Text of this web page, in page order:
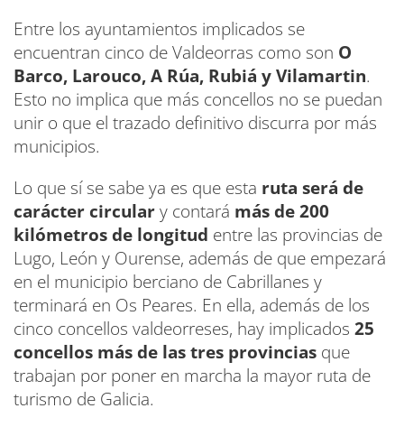
Entre los ayuntamientos implicados se
encuentran cinco de Valdeorras como son O
Barco, Larouco, A Rúa, Rubiá y Vilamartin.
Esto no implica que más concellos no se puedan
unir o que el trazado definitivo discurra por más
municipios.
Lo que sí se sabe ya es que esta ruta será de
carácter circulary contará más de 200
kilómetros de longitud entre las provincias de
Lugo, León y Ourense, además de que empezará
en el municipio berciano de Cabrillanes y
terminará en Os Peares. En ella, además de los
cinco concellos valdeorreses, hay implicados 25
concellos más de las tres provincias que
trabajan por poner en marcha la mayor ruta de
turismo de Galicia.